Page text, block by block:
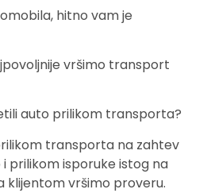
hitno vam je
vršimo transport
auto prilikom transporta?
transporta na zahtev
prilikom isporuke istog na
klijentom vršimo proveru.